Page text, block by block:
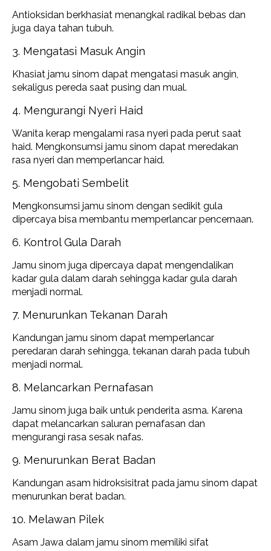
Antioksidan berkhasiat menangkal radikal bebas dan
juga daya tahan tubuh.
3. Mengatasi Masuk Angin
Khasiat jamu sinom dapat mengatasi masuk angin,
sekaligus pereda saat pusing dan mual.
4. Mengurangi Nyeri Haid
Wanita kerap mengalami rasa nyeri pada perut saat
haid. Mengkonsumsi jamu sinom dapat meredakan
rasa nyeri dan memperlancar haid.
5. Mengobati Sembelit
Mengkonsumsi jamu sinom dengan sedikit gula
dipercaya bisa membantu memperlancar pencernaan.
6. Kontrol Gula Darah
Jamu sinom juga dipercaya dapat mengendalikan
kadar gula dalam darah sehingga kadar gula darah
menjadi normal.
7. Menurunkan Tekanan Darah
Kandungan jamu sinom dapat memperlancar
peredaran darah sehingga, tekanan darah pada tubuh
menjadi normal.
8. Melancarkan Pernafasan
Jamu sinom juga baik untuk penderita asma. Karena
dapat melancarkan saluran pernafasan dan
mengurangi rasa sesak nafas.
9. Menurunkan Berat Badan
Kandungan asam hidroksisitrat pada jamu sinom dapat
menurunkan berat badan.
10. Melawan Pilek
Asam Jawa dalam jamu sinom memiliki sifat